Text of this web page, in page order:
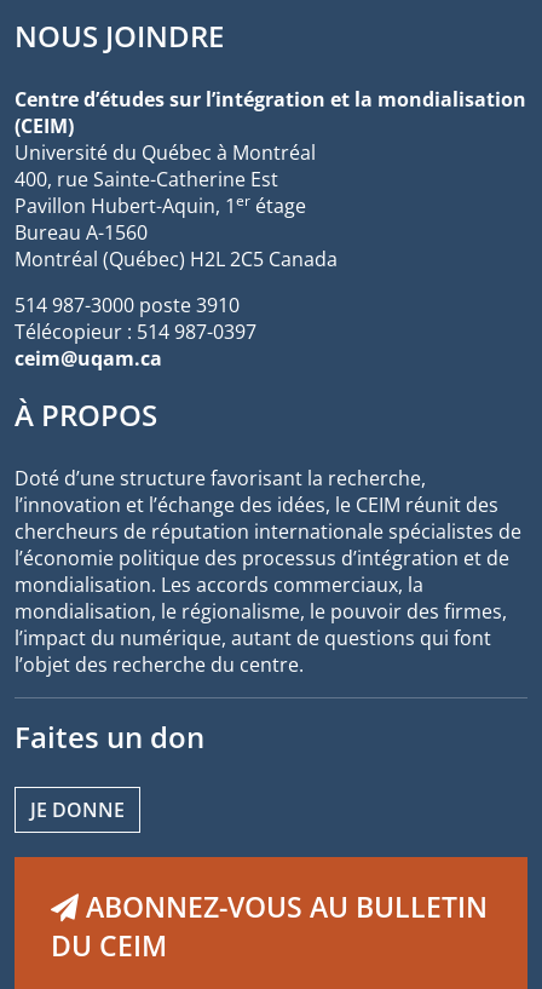
NOUS JOINDRE
Centre d’études sur l’intégration et la mondialisation
(CEIM)
Université du Québec à Montréal
400, rue Sainte-Catherine Est
Pavillon Hubert-Aquin, 1er étage
Bureau A-1560
Montréal (Québec) H2L 2C5 Canada
514 987-3000 poste 3910
Télécopieur : 514 987-0397
ceim@uqam.ca
À PROPOS
Doté d’une structure favorisant la recherche,
l’innovation et l’échange des idées, le CEIM réunit des
chercheurs de réputation internationale spécialistes de
l’économie politique des processus d’intégration et de
mondialisation. Les accords commerciaux, la
mondialisation, le régionalisme, le pouvoir des firmes,
l’impact du numérique, autant de questions qui font
l’objet des recherche du centre.
Faites un don
JE DONNE
ABONNEZ-VOUS AU BULLETIN
DU CEIM